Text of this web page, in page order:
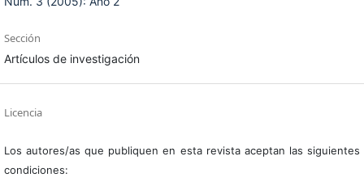
Sección
Artículos de investigación
Licencia
Los autores/as que publiquen en esta revista aceptan las siguientes
condiciones: